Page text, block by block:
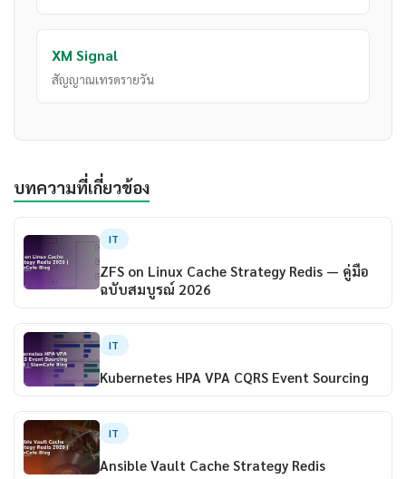
XM Signal
สัญญาณเทรดรายวัน
บทความที่เกี่ยวข้อง
IT
ZFS on Linux Cache Strategy Redis — คู่มือ
ฉบับสมบูรณ์ 2026
IT
Kubernetes HPA VPA CQRS Event Sourcing
IT
Ansible Vault Cache Strategy Redis